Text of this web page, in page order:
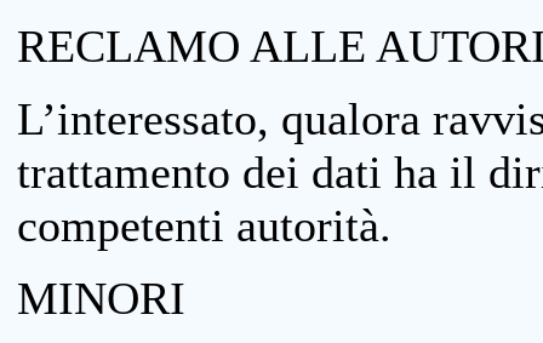
RECLAMO ALLE
L’interessato, qualora
trattamento dei dati ha il
competenti autorità.
MINORI